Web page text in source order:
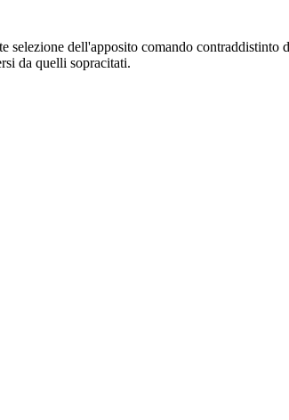
dell'apposito comando
da quelli sopracitati.